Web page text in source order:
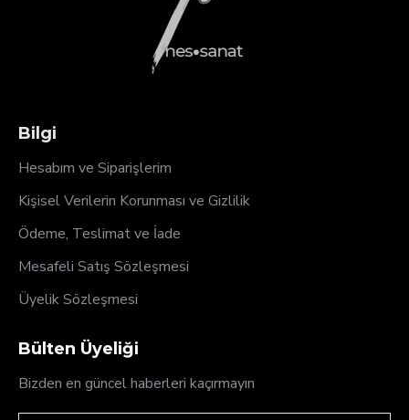
Bilgi
Hesabım ve Siparişlerim
Kişisel Verilerin Korunması ve Gizlilik
Ödeme, Teslimat ve İade
Mesafeli Satış Sözleşmesi
Üyelik Sözleşmesi
Bülten Üyeliği
Bizden en güncel haberleri kaçırmayın